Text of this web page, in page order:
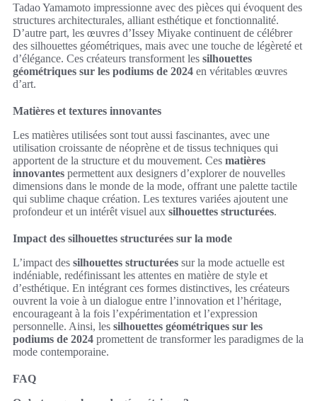
Tadao Yamamoto impressionne avec des pièces qui évoquent des
structures architecturales, alliant esthétique et fonctionnalité.
D’autre part, les œuvres d’Issey Miyake continuent de célébrer
des silhouettes géométriques, mais avec une touche de légèreté et
d’élégance. Ces créateurs transforment les silhouettes
géométriques sur les podiums de 2024 en véritables œuvres
d’art.
Matières et textures innovantes
Les matières utilisées sont tout aussi fascinantes, avec une
utilisation croissante de néoprène et de tissus techniques qui
apportent de la structure et du mouvement. Ces matières
innovantes permettent aux designers d’explorer de nouvelles
dimensions dans le monde de la mode, offrant une palette tactile
qui sublime chaque création. Les textures variées ajoutent une
profondeur et un intérêt visuel aux silhouettes structurées.
Impact des silhouettes structurées sur la mode
L’impact des silhouettes structurées sur la mode actuelle est
indéniable, redéfinissant les attentes en matière de style et
d’esthétique. En intégrant ces formes distinctives, les créateurs
ouvrent la voie à un dialogue entre l’innovation et l’héritage,
encourageant à la fois l’expérimentation et l’expression
personnelle. Ainsi, les silhouettes géométriques sur les
podiums de 2024 promettent de transformer les paradigmes de la
mode contemporaine.
FAQ